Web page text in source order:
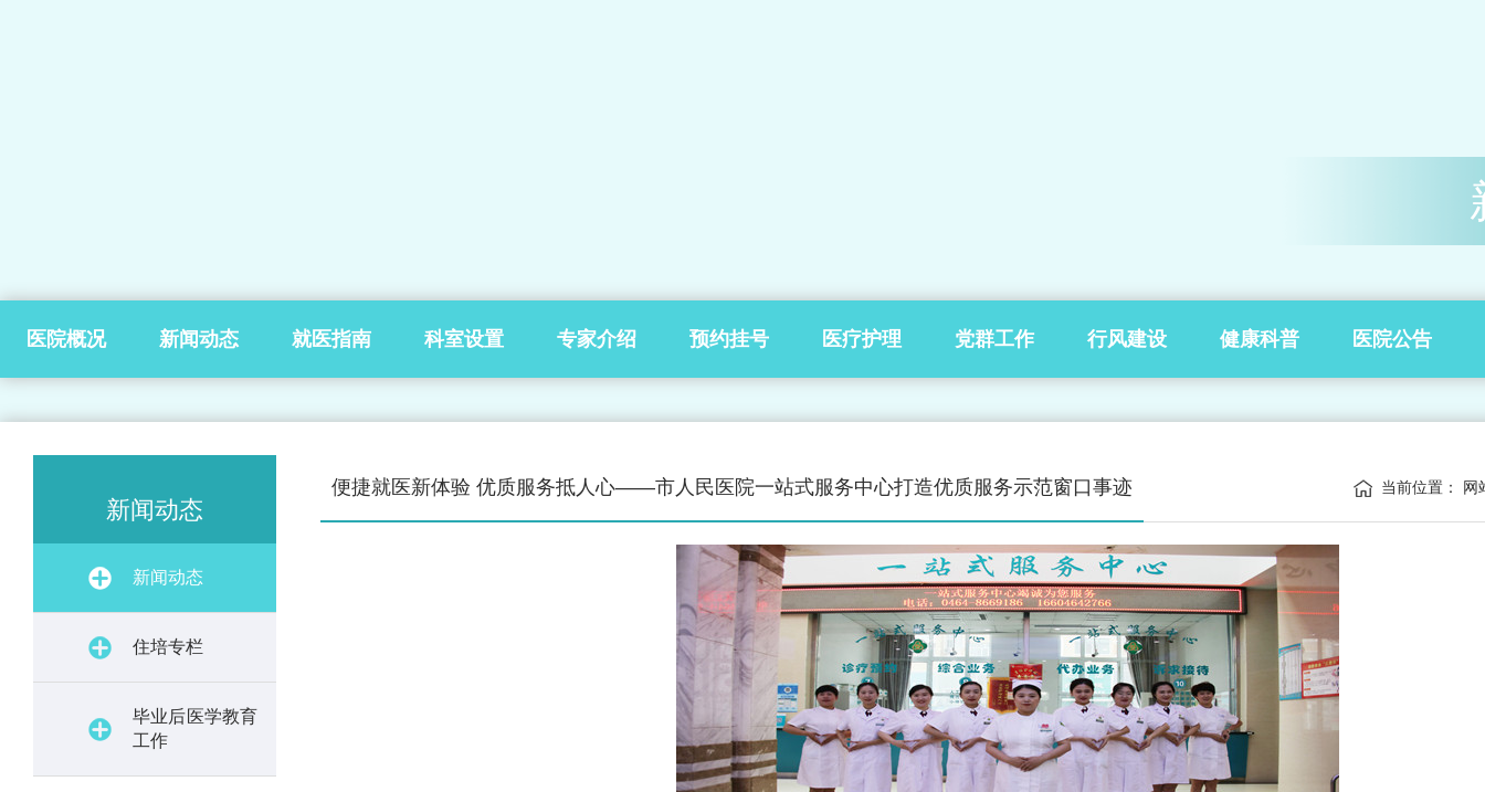
医院概况 新闻动态 就医指南 科室设置 专家介绍 预约挂号 医疗护理 党群工作 行风建设 健康科普 医院公告
新闻动态
新闻动态
住培专栏
毕业后医学教育
工作
便捷就医新体验 优质服务抵人心——市人民医院一站式服务中心打造优质服务示范窗口事迹 当前位置： 网